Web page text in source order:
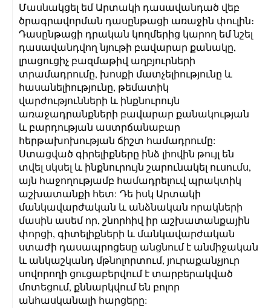
Մասնակցել եմ Արտակի դասավանդած վեբ
ծրագրավորման դասընթացի առաջին փուլին։
Դասընթացի դրական կողմերից կարող եմ նշել
դասավանդվող նյութի բավարար քանակը,
լրացուցիչ բազմաթիվ աղբյուրների
տրամադրումը, խոսքի մատչելիությունը և
հասանելիությունը, թեմատիկ
վարժությունների և ինքնուրույն
առաջադրանքների բավարար քանակության
և բարդության աստրճանաբար
հերթախոխության ճիշտ համադրումը:
Ստացված գիրելիքները ինձ լիովին թույլ են
տվել սկսել և ինքնուրույն շարունակել ուսումս,
այն հաջողությամբ համադրելուվ պրակտիկ
աշխատանքի հետ: Դե իսկ Արտակի
մանկավարժական և անձնական որակների
մասին ասեմ որ, շնորհիվ իր աշխատանքային
փորցի, գիտելիքների և մանկավարժական
ստաժի դասապրոցեսը անցնում է անմիջական
և անկաշկանդ մթնոլորտում, յուրաքանչյուր
սովորողի ցուցաբերվում է տարբերակված
մոտեցում, քննարկվում են բոլոր
անհասկանալի հարցերը: